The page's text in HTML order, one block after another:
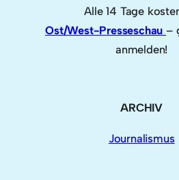
Alle 14 Tage
Ost/West-Presseschau –
anmelden!
ARCHIV
Journalismus